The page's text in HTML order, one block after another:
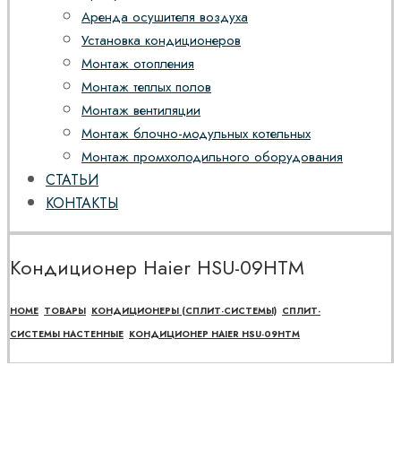
Аренда осушителя воздуха
Установка кондиционеров
Монтаж отопления
Монтаж теплых полов
Монтаж вентиляции
Монтаж блочно-модульных котельных
Монтаж промхолодильного оборудования
СТАТЬИ
КОНТАКТЫ
Кондиционер Haier HSU-09HTM
HOME ТОВАРЫ КОНДИЦИОНЕРЫ (СПЛИТ-СИСТЕМЫ) СПЛИТ-
СИСТЕМЫ НАСТЕННЫЕ КОНДИЦИОНЕР HAIER HSU-09HTM